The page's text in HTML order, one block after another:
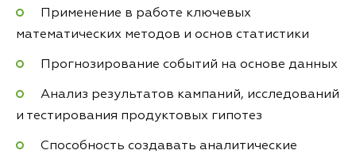
Применение в работе ключевых
математических методов и основ статистики
Прогнозирование событий на основе данных
Анализ результатов кампаний, исследований
и тестирования продуктовых гипотез
Способность создавать аналитические